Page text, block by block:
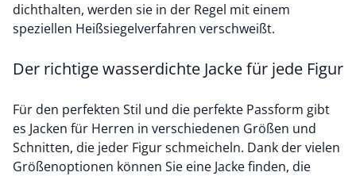
dichthalten, werden sie in der Regel mit einem
speziellen Heißsiegelverfahren verschweißt.
Der richtige wasserdichte Jacke für jede Figur
Für den perfekten Stil und die perfekte Passform gibt
es Jacken für Herren in verschiedenen Größen und
Schnitten, die jeder Figur schmeicheln. Dank der vielen
Größenoptionen können Sie eine Jacke finden, die